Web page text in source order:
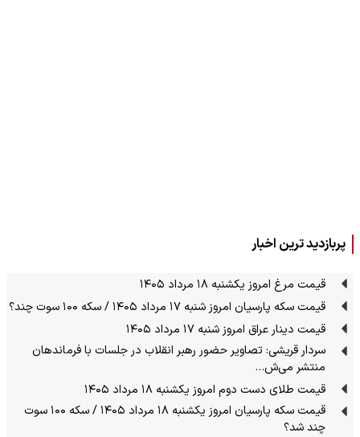
پربازدید ترین اخبار
قیمت مرغ امروز یکشنبه ۱۸ مرداد ۱۴۰۵
قیمت سکه پارسیان امروز شنبه ۱۷ مرداد ۱۴۰۵ / سکه ۱۰۰ سوت چند؟
قیمت دینار عراق امروز شنبه ۱۷ مرداد ۱۴۰۵
سردار قریشی: تصاویر حضور رهبر انقلاب در جلسات با فرماندهان
منتشر می‌ش…
قیمت طلای دست دوم امروز یکشنبه ۱۸ مرداد ۱۴۰۵
قیمت سکه پارسیان امروز یکشنبه ۱۸ مرداد ۱۴۰۵ / سکه ۱۰۰ سوت
چند شد؟